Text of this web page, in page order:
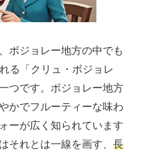
ボジョレー地方の中でも
る「クリュ・ボジョレ
つです。ボジョレー地方
かでフルーティーな味わ
ーが広く知られています
それとは一線を画す、 長